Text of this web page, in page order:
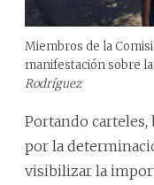
Miembros de la
manifestación sobre
Rodríguez
Portando carteles,
por la
visibilizar la